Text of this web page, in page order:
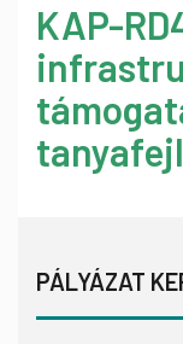
KAP-
PÁLYÁZAT